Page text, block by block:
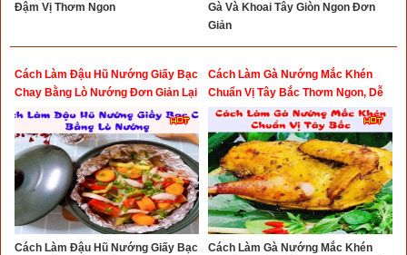
Đậm Vị Thơm Ngon
Gà Và Khoai Tây Giòn Ngon Đơn
Giản
Cách Làm Đậu Hũ Nướng Giấy Bạc
Chay Bằng Lò Nướng Đơn Giản Lại
Thơm Ngon
Cách Làm Đậu Hũ Nướng Giấy Bạc
Cách Làm Gà Nướng Mắc Khén
Chuẩn Vị Tây Bắc Thơm Ngon, Dễ
Làm
Cách Làm Gà Nướng Mắc Khén